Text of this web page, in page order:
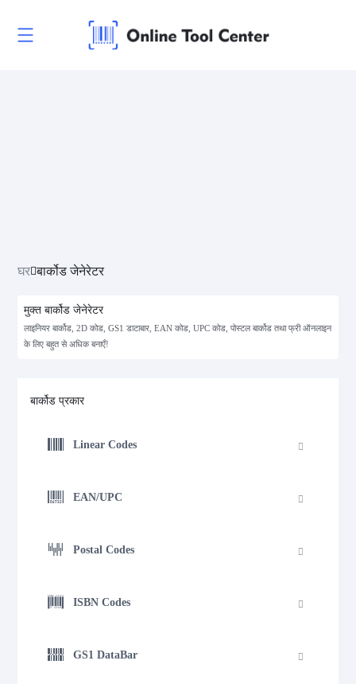
घर बार्कोड जेनेरेटर
मुक्त बार्कोड जेनेरेटर
लाइनियर बार्कोड, 2D कोड, GS1 डाटाबार, EAN कोड, UPC कोड, पोस्टल बार्कोड तथा फ्री ऑनलाइन
के लिए बहुत से अधिक बनाएँ!
बार्कोड प्रकार
Linear Codes
EAN/UPC
Postal Codes
ISBN Codes
GS1 DataBar